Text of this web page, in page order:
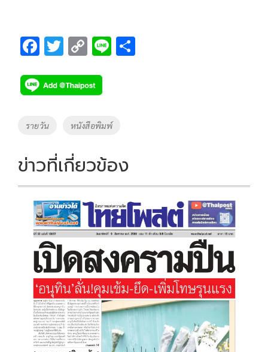
F
e
b
o
k
T
tt
er
C
p
y
Li
k
Li
Tags
รายวัน หนังสือพิมพ์
ข่าวที่เกี่ยวข้อง